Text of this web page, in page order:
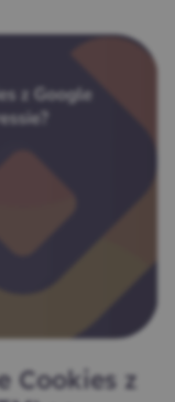
Cookies z